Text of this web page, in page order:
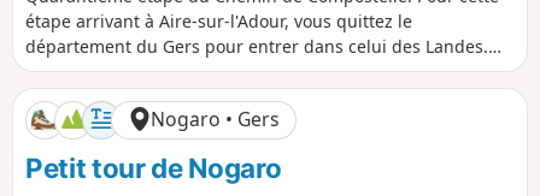
s
t
a
n
c
e
r
é
e
n
i
v
e
l
é
p
o
n
i
v
e
é
étape arrivant à Aire-sur-l'Adour, vous quittez le
département du Gers pour entrer dans celui des Landes.
Vous laissez également derrière vous les chemins boueux et
glissants pour arriver, une fois passé la ville d'Aire-sur-
l'Adour, sur la promenade du Lac de Brousseau.
Nogaro • Gers
Petit tour de Nogaro